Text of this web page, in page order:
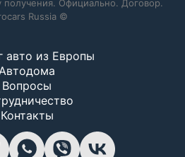
получения. Официально. Договор.
Russia ©
авто из Европы
Автодома
Вопросы
Контакты